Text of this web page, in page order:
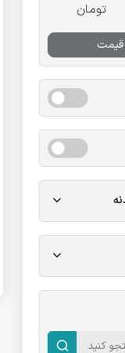
تومان
قیمت